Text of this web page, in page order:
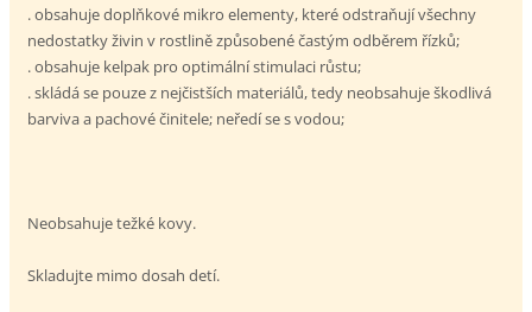
. obsahuje doplňkové mikro elementy, které odstraňují všechny
nedostatky živin v rostlině způsobené častým odběrem řízků;
. obsahuje kelpak pro optimální stimulaci růstu;
. skládá se pouze z nejčistších materiálů, tedy neobsahuje škodlivá
barviva a pachové činitele; neředí se s vodou;
Neobsahuje težké kovy.
Skladujte mimo dosah detí.